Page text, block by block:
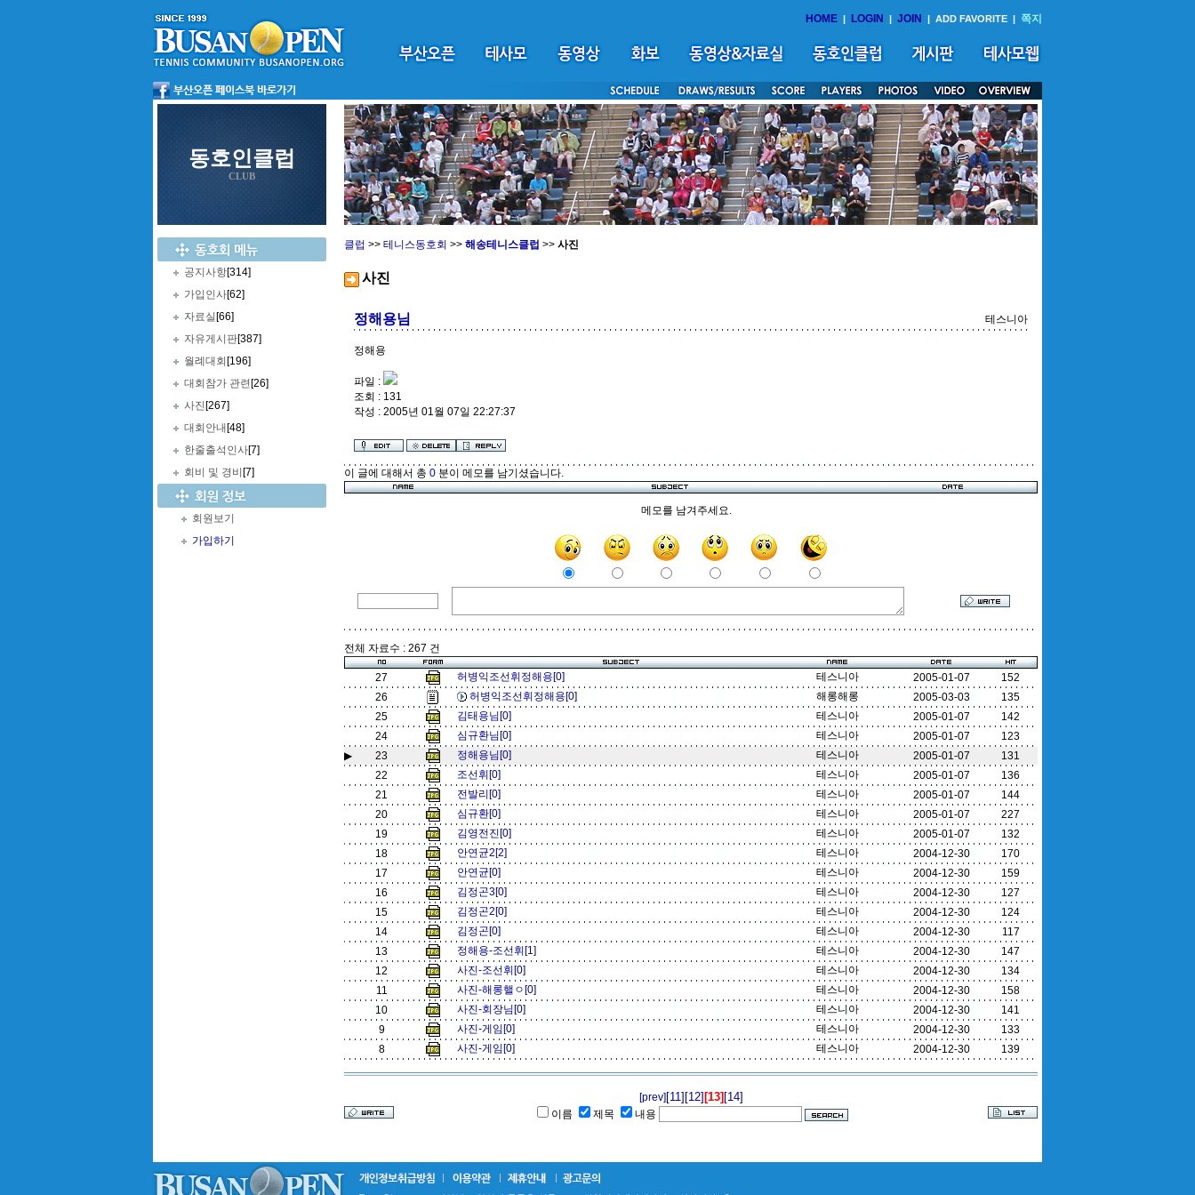
HOME | LOGIN | JOIN | ADD FAVORITE | 쪽지
동호인클럽
CLUB
공지사항[314]
가입인사[62]
자료실 [66]
자유게시판[387]
월례대회 [196]
대회참가 관련 [26]
사진 [267]
대회안내 [48]
한줄출석인사[7]
회비 및 경비 [7]
회원보기
가입하기
클럽 >> 테니스동호회 >> 해송테니스클럽 >> 사진
사진
정해용님 테스니아
정해용
파일 :
조회 : 131
작성 : 2005년 01월 07일 22:27:37
이 글에 대해서 총 0 분이 메모를 남기셨습니다.
메모를 남겨주세요.
전체 자료수 : 267 건
27 허병익조선휘정해용[0] 테스니아 2005-01-07
152
26
허병익조선휘정해용[0] 해롱해롱 2005-03-03
135
25
김태용님[0] 테스니아 2005-01-07
142
24
심규환님[0] 테스니아 2005-01-07
123
▶
23 정해용님[0] 테스니아 2005-01-07
131
22
조선휘[0] 테스니아 2005-01-07
136
21
전발리[0] 테스니아 2005-01-07
144
20
심규환[0] 테스니아 2005-01-07
227
19
김영전진[0] 테스니아 2005-01-07
132
18
안연균2[2] 테스니아 2004-12-30
170
17
안연균[0] 테스니아 2004-12-30
159
16
김정곤3[0] 테스니아 2004-12-30
127
15
김정곤2[0] 테스니아 2004-12-30
124
14
김정곤[0] 테스니아 2004-12-30
117
13
정해용-조선휘[1] 테스니아 2004-12-30
147
12
사진-조선휘[0] 테스니아 2004-12-30
134
11
사진-해롱핼ㅇ[0] 테스니아 2004-12-30
158
10
사진-회장님[0] 테스니아 2004-12-30
141
9
사진-게임[0] 테스니아 2004-12-30
133
8
사진-게임[0] 테스니아 2004-12-30 139
[prev][11] [12] [13] [14]
이름 제목 내용